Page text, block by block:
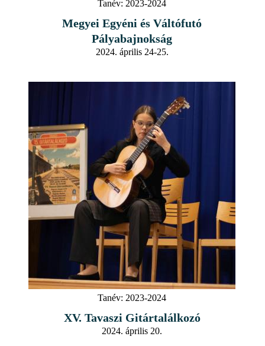
Tanév: 2023-2024
Megyei Egyéni és Váltófutó
Pályabajnokság
2024. április 24-25.
Tanév: 2023-2024
XV. Tavaszi Gitártalálkozó
2024. április 20.